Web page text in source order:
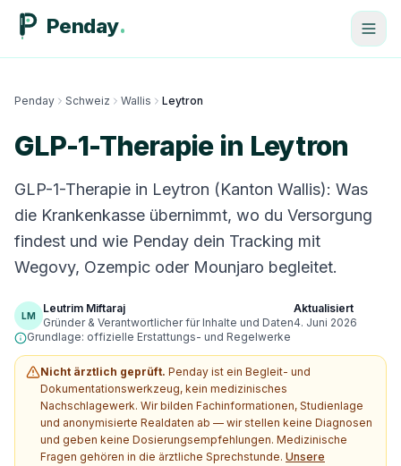
Penday
Penday Schweiz Wallis Leytron
GLP-1-Therapie in Leytron
GLP-1-Therapie in Leytron (Kanton Wallis): Was
die Krankenkasse übernimmt, wo du Versorgung
findest und wie Penday dein Tracking mit
Wegovy, Ozempic oder Mounjaro begleitet.
LM
Leutrim Miftaraj
Gründer & Verantwortlicher für Inhalte und Daten
Aktualisiert
4. Juni 2026
Grundlage: offizielle Erstattungs- und Regelwerke
Nicht ärztlich geprüft. Penday ist ein Begleit- und
Dokumentationswerkzeug, kein medizinisches
Nachschlagewerk. Wir bilden Fachinformationen, Studienlage
und anonymisierte Realdaten ab — wir stellen keine Diagnosen
und geben keine Dosierungsempfehlungen. Medizinische
Fragen gehören in die ärztliche Sprechstunde. Unsere